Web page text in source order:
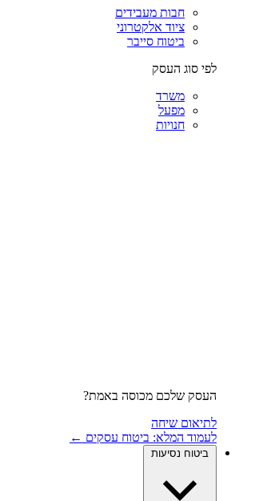
חבות מעבידים
ציוד אלקטרוני
ביטוח סייבר
לפי סוג העסק
משרד
מפעל
חנויות
העסק שלכם מכוסה באמת?
לתיאום שיחה
לעמוד המלא: ביטוח עסקים ←
ביטוח נסיעות